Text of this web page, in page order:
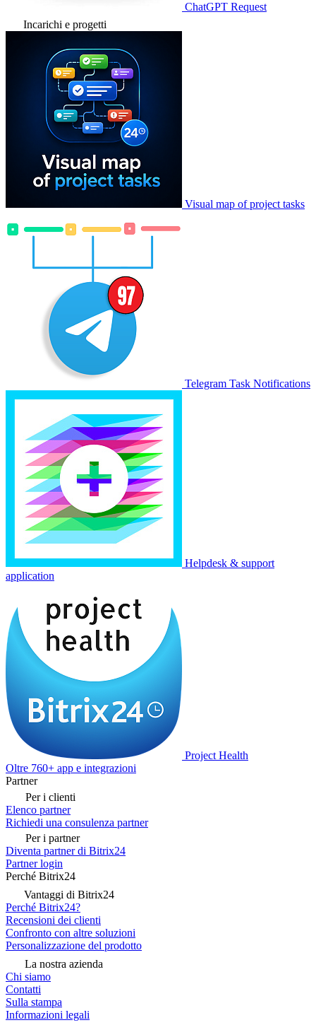
ChatGPT Request
Incarichi e progetti
Visual map of project tasks
Telegram Task Notifications
Helpdesk & support
application
Project Health
Oltre 760+ app e integrazioni
Partner
Per i clienti
Elenco partner
Richiedi una consulenza partner
Per i partner
Diventa partner di Bitrix24
Partner login
Perché Bitrix24
Vantaggi di Bitrix24
Perché Bitrix24?
Recensioni dei clienti
Confronto con altre soluzioni
Personalizzazione del prodotto
La nostra azienda
Chi siamo
Contatti
Sulla stampa
Informazioni legali